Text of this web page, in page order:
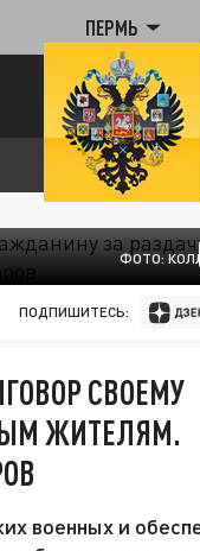
ПЕРМЬ
ФОТО:
ПОДПИШИТЕСЬ:
СВОЕМУ
ЖИТЕЛЯМ.
военных и